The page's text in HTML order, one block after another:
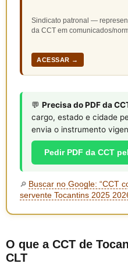
Sindicato patronal —
da CCT em comunicados/
ACESSAR →
💬 Precisa do PDF da
cargo, estado e cidade
envia o instrumento
Pedir PDF da CCT
🔎 Buscar no Google: “CCT
servente Tocantins 2025
O que a CCT de
CLT